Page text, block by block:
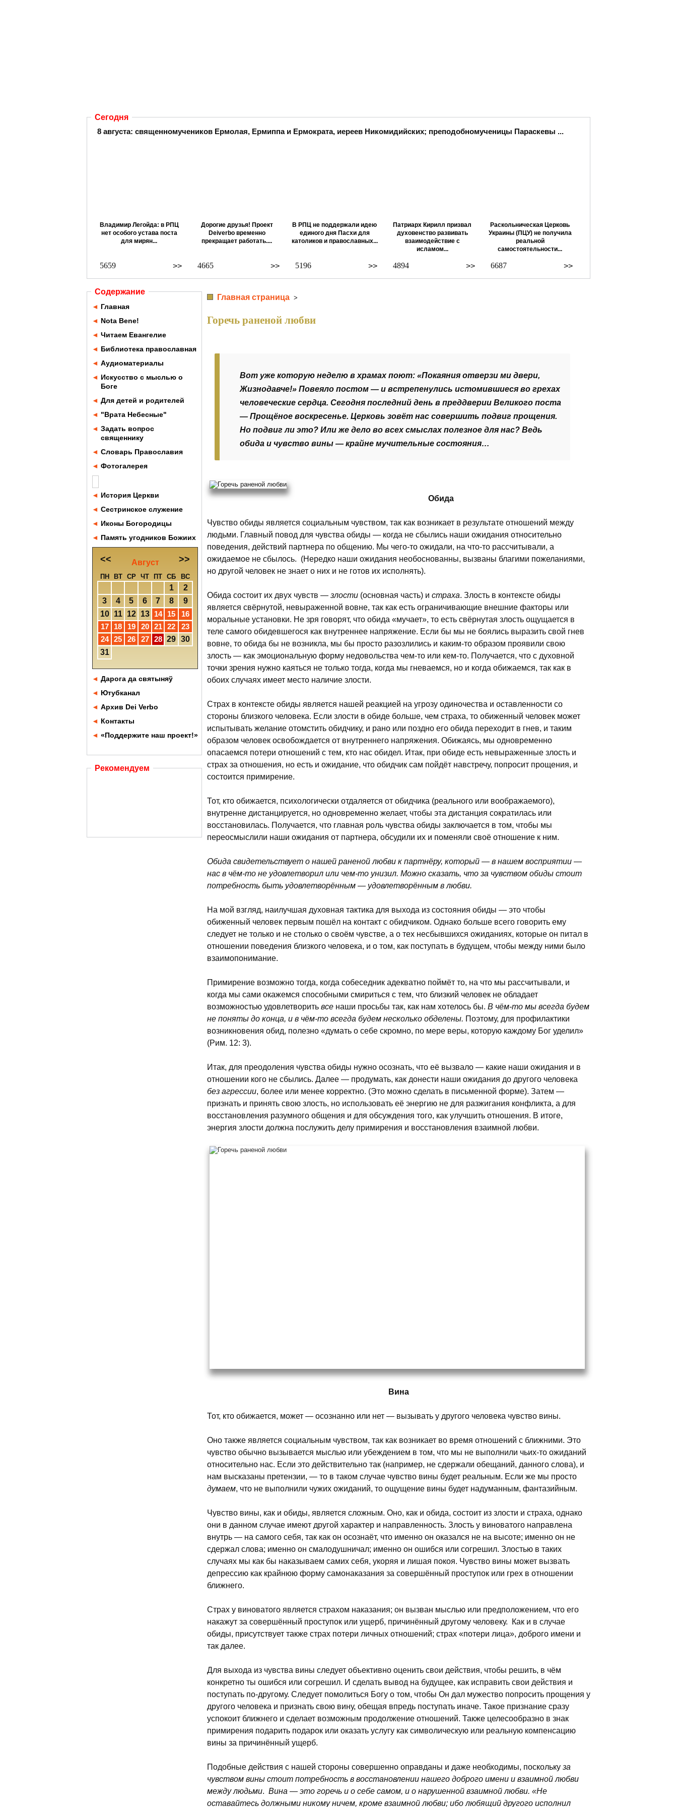
Сегодня
8 августа: священномучеников Ермолая, Ермиппа и Ермократа, иереев Никомидийских; преподобномученицы Параскевы ...
Владимир Легойда: в РПЦ
нет особого устава поста
для мирян...
>>
5659
Дорогие друзья! Проект
Deiverbo временно
прекращает работать....
>>
4665
В РПЦ не поддержали идею
единого дня Пасхи для
католиков и православных...
>>
5196
Патриарх Кирилл призвал
духовенство развивать
взаимодействие с
исламом...
>>
4894
Раскольническая Церковь
Украины (ПЦУ) не получила
реальной
самостоятельности...
>>
6687
Содержание
◄ Главная
◄ Nota Bene!
◄ Читаем Евангелие
◄ Библиотека православная
◄ Аудиоматериалы
◄ Искусство с мыслью о
Боге
◄ Для детей и родителей
◄ "Врата Небесные"
◄ Задать вопрос
священнику
◄ Словарь Православия
◄ Фотогалерея
◄ История Церкви
◄ Сестринское служение
◄ Иконы Богородицы
◄ Память угодников Божиих
<< >>
Август
ПН ВТ СР ЧТ ПТ СБ ВС
1
2
3
4 5 6 7 8
9
10
11 12 13 14 15
16
17
18 19 20 21 22
23
24
25 26 27 28 29 30
31
◄ Дарога да святыняў
◄ Ютубканал
◄ Архив Dei Verbo
◄ Контакты
◄ «Поддержите наш проект!»
Рекомендуем
Главная страница >
Горечь раненой любви
Вот уже которую неделю в храмах поют: «Покаяния отверзи ми двери,
Жизнодавче!» Повеяло постом — и встрепенулись истомившиеся во грехах
человеческие сердца. Сегодня последний день в преддверии Великого поста
— Прощёное воскресенье. Церковь зовёт нас совершить подвиг прощения.
Но подвиг ли это? Или же дело во всех смыслах полезное для нас? Ведь
обида и чувство вины — крайне мучительные состояния…
Обида
Чувство обиды является социальным чувством, так как возникает в результате отношений между
людьми. Главный повод для чувства обиды — когда не сбылись наши ожидания относительно
поведения, действий партнера по общению. Мы чего-то ожидали, на что-то рассчитывали, а
ожидаемое не сбылось. (Нередко наши ожидания необоснованны, вызваны благими пожеланиями,
но другой человек не знает о них и не готов их исполнять).
Обида состоит их двух чувств — злости (основная часть) и страха. Злость в контексте обиды
является свёрнутой, невыраженной вовне, так как есть ограничивающие внешние факторы или
моральные установки. Не зря говорят, что обида «мучает», то есть свёрнутая злость ощущается в
теле самого обидевшегося как внутреннее напряжение. Если бы мы не боялись выразить свой гнев
вовне, то обида бы не возникла, мы бы просто разозлились и каким-то образом проявили свою
злость — как эмоциональную форму недовольства чем-то или кем-то. Получается, что с духовной
точки зрения нужно каяться не только тогда, когда мы гневаемся, но и когда обижаемся, так как в
обоих случаях имеет место наличие злости.
Страх в контексте обиды является нашей реакцией на угрозу одиночества и оставленности со
стороны близкого человека. Если злости в обиде больше, чем страха, то обиженный человек может
испытывать желание отомстить обидчику, и рано или поздно его обида переходит в гнев, и таким
образом человек освобождается от внутреннего напряжения. Обижаясь, мы одновременно
опасаемся потери отношений с тем, кто нас обидел. Итак, при обиде есть невыраженные злость и
страх за отношения, но есть и ожидание, что обидчик сам пойдёт навстречу, попросит прощения, и
состоится примирение.
Тот, кто обижается, психологически отдаляется от обидчика (реального или воображаемого),
внутренне дистанцируется, но одновременно желает, чтобы эта дистанция сократилась или
восстановилась. Получается, что главная роль чувства обиды заключается в том, чтобы мы
переосмыслили наши ожидания от партнера, обсудили их и поменяли своё отношение к ним.
Обида свидетельствует о нашей раненой любви к партнёру, который — в нашем восприятии —
нас в чём-то не удовлетворил или чем-то унизил. Можно сказать, что за чувством обиды стоит
потребность быть удовлетворённым — удовлетворённым в любви.
На мой взгляд, наилучшая духовная тактика для выхода из состояния обиды — это чтобы
обиженный человек первым пошёл на контакт с обидчиком. Однако больше всего говорить ему
следует не только и не столько о своём чувстве, а о тех несбывшихся ожиданиях, которые он питал в
отношении поведения близкого человека, и о том, как поступать в будущем, чтобы между ними было
взаимопонимание.
Примирение возможно тогда, когда собеседник адекватно поймёт то, на что мы рассчитывали, и
когда мы сами окажемся способными смириться с тем, что близкий человек не обладает
возможностью удовлетворить все наши просьбы так, как нам хотелось бы. В чём-то мы всегда будем
не поняты до конца, и в чём-то всегда будем несколько обделены. Поэтому, для профилактики
возникновения обид, полезно «думать о себе скромно, по мере веры, которую каждому Бог уделил»
(Рим. 12: 3).
Итак, для преодоления чувства обиды нужно осознать, что её вызвало — какие наши ожидания и в
отношении кого не сбылись. Далее — продумать, как донести наши ожидания до другого человека
без агрессии, более или менее корректно. (Это можно сделать в письменной форме). Затем —
признать и принять свою злость, но использовать её энергию не для разжигания конфликта, а для
восстановления разумного общения и для обсуждения того, как улучшить отношения. В итоге,
энергия злости должна послужить делу примирения и восстановления взаимной любви.
Вина
Тот, кто обижается, может — осознанно или нет — вызывать у другого человека чувство вины.
Оно также является социальным чувством, так как возникает во время отношений с ближними. Это
чувство обычно вызывается мыслью или убеждением в том, что мы не выполнили чьих-то ожиданий
относительно нас. Если это действительно так (например, не сдержали обещаний, данного слова), и
нам высказаны претензии, — то в таком случае чувство вины будет реальным. Если же мы просто
думаем, что не выполнили чужих ожиданий, то ощущение вины будет надуманным, фантазийным.
Чувство вины, как и обиды, является сложным. Оно, как и обида, состоит из злости и страха, однако
они в данном случае имеют другой характер и направленность. Злость у виноватого направлена
внутрь — на самого себя, так как он осознаёт, что именно он оказался не на высоте; именно он не
сдержал слова; именно он смалодушничал; именно он ошибся или согрешил. Злостью в таких
случаях мы как бы наказываем самих себя, укоряя и лишая покоя. Чувство вины может вызвать
депрессию как крайнюю форму самонаказания за совершённый проступок или грех в отношении
ближнего.
Страх у виноватого является страхом наказания; он вызван мыслью или предположением, что его
накажут за совершённый проступок или ущерб, причинённый другому человеку. Как и в случае
обиды, присутствует также страх потери личных отношений; страх «потери лица», доброго имени и
так далее.
Для выхода из чувства вины следует объективно оценить свои действия, чтобы решить, в чём
конкретно ты ошибся или согрешил. И сделать вывод на будущее, как исправить свои действия и
поступать по-другому. Следует помолиться Богу о том, чтобы Он дал мужество попросить прощения у
другого человека и признать свою вину, обещая впредь поступать иначе. Такое признание сразу
успокоит ближнего и сделает возможным продолжение отношений. Также целесообразно в знак
примирения подарить подарок или оказать услугу как символическую или реальную компенсацию
вины за причинённый ущерб.
Подобные действия с нашей стороны совершенно оправданы и даже необходимы, поскольку за
чувством вины стоит потребность в восстановлении нашего доброго имени и взаимной любви
между людьми. Вина — это горечь и о себе самом, и о нарушенной взаимной любви. «Не
оставайтесь должными никому ничем, кроме взаимной любви; ибо любящий другого исполнил